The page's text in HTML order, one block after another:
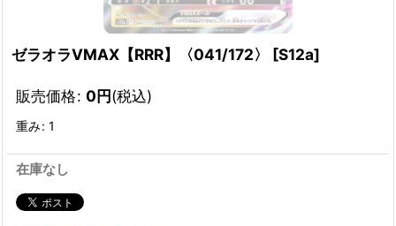
ゼラオラVMAX【RRR】〈041/172〉 [S12a]
販売価格: 0円(税込)
重み: 1
在庫なし